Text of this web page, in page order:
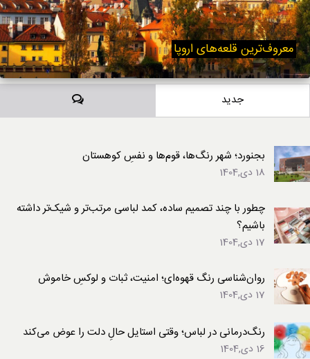
معروف‌ترین قلعه‌های اروپا
جدید دیدگاه‌ها
بجنورد؛ شهر رنگ‌ها، قوم‌ها و نفسِ کوهستان
18 دی,1404
چطور با چند تصمیم ساده، کمد لباسی مرتب‌تر و شیک‌تر داشته
باشیم؟
17 دی,1404
روان‌شناسی رنگ قهوه‌ای؛ امنیت، ثبات و لوکسِ خاموش
17 دی,1404
رنگ‌درمانی در لباس؛ وقتی استایل حالِ دلت را عوض می‌کند
16 دی,1404